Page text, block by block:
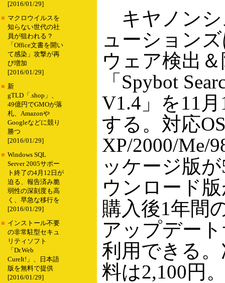
[2016/01/29]
■ マクロウイルスを
知らない世代の社
員が狙われる？
「Office文書を開い
て感染」攻撃が再
び増加
[2016/01/29]
■ 新
gTLD「.shop」、
49億円でGMOが落
札、Amazonや
Googleなどに競り
勝つ
[2016/01/29]
■ Windows SQL
Server 2005サポー
ト終了の4月12日が
迫る、報告済み脆
弱性の深刻度も高
く、早急な移行を
[2016/01/29]
■ インストール不要
の非常駐型セキュ
リティソフト
「Dr.Web
CureIt!」、日本語
版を無料で提供
[2016/01/29]
キヤノンシ
ューション
ウェア検出
「Spybot
V1.4」を11
する。対応
XP/2000/Me/
ッケージ版
ウンロード
購入後1年間
アップデー
利用できる
料は2,100円